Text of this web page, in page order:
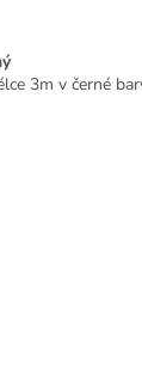
3m v černé